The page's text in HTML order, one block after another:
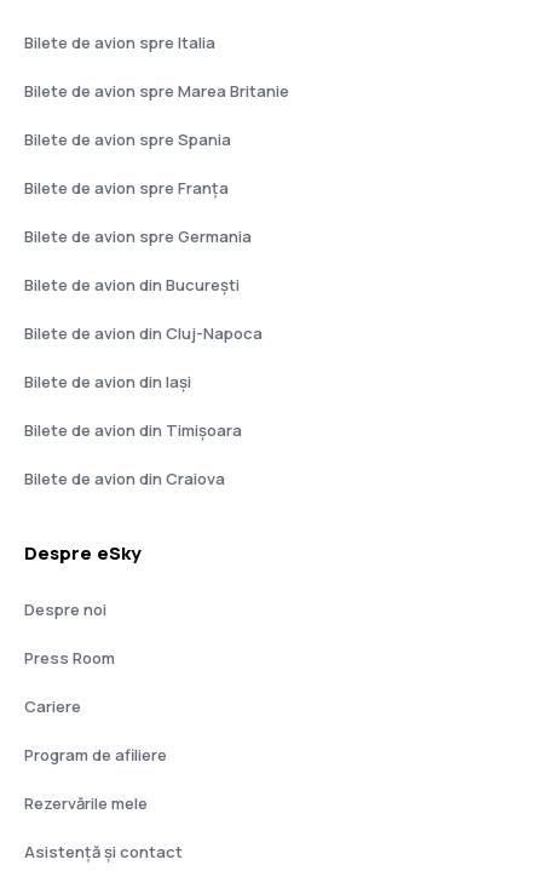
Bilete de avion spre Italia
Bilete de avion spre Marea Britanie
Bilete de avion spre Spania
Bilete de avion spre Franţa
Bilete de avion spre Germania
Bilete de avion din București
Bilete de avion din Cluj-Napoca
Bilete de avion din Iași
Bilete de avion din Timișoara
Bilete de avion din Craiova
Despre eSky
Despre noi
Press Room
Cariere
Program de afiliere
Rezervările mele
Asistenţă şi contact